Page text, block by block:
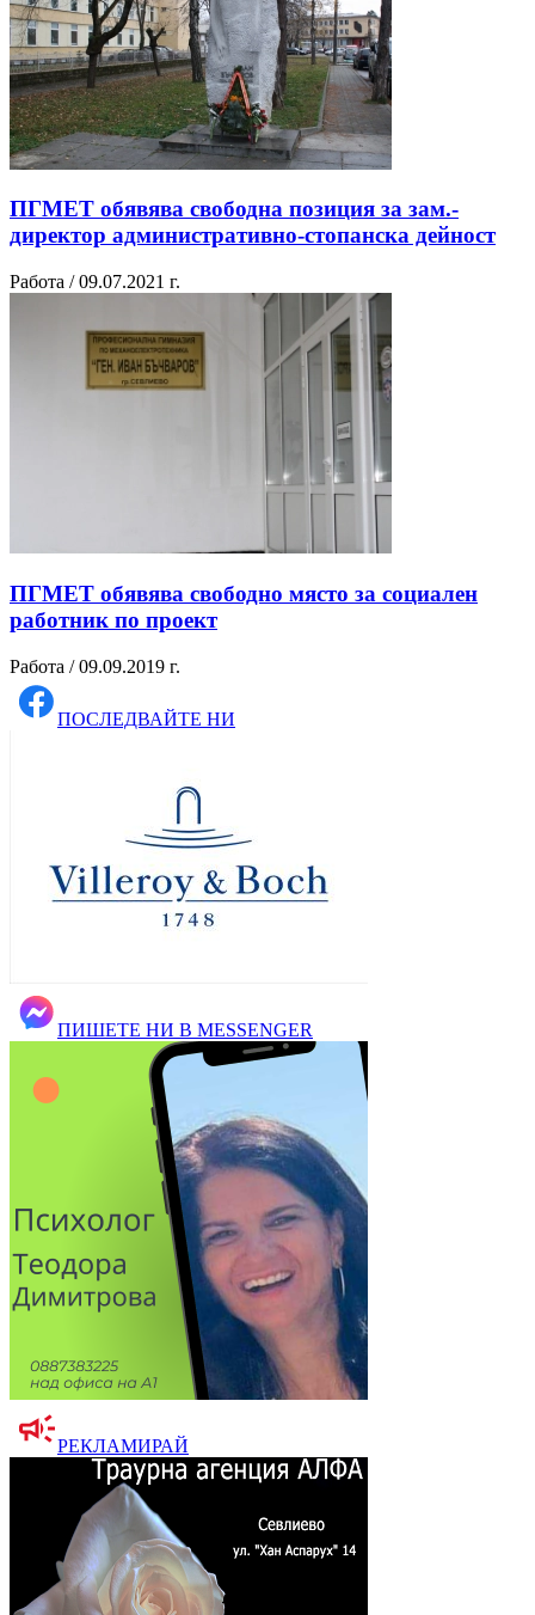
ПГМЕТ обявява свободна позиция за зам.-
директор административно-стопанска дейност
Работа / 09.07.2021 г.
ПГМЕТ обявява свободно място за социален
работник по проект
Работа / 09.09.2019 г.
ПОСЛЕДВАЙТЕ НИ
ПИШЕТЕ НИ В MESSENGER
РЕКЛАМИРАЙ